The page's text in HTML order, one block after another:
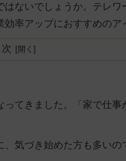
ないでしょうか。テレ
率アップにおすすめのア
次
てきました。「家で仕
気づき始めた方も多いの